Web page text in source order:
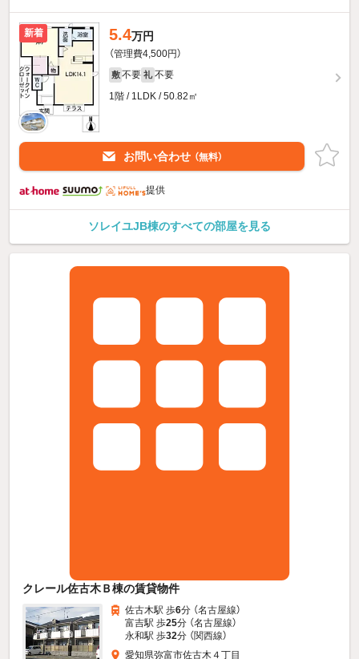
新着 5.4万円
（管理費4,500円）
敷 不要 礼 不要
1階 / 1LDK / 50.82㎡
お問い合わせ （無料）
提供
ソレイユJB棟のすべての部屋を見る
クレール佐古木Ｂ棟の賃貸物件
佐古木駅 歩6分 （名古屋線）
富吉駅 歩25分 （名古屋線）
永和駅 歩32分 （関西線）
愛知県弥富市佐古木４丁目